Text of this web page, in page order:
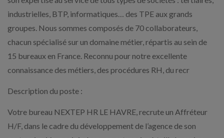
industrielles, BTP, informatiques… des TPE aux grands
groupes. Nous sommes composés de 70 collaborateurs,
chacun spécialisé sur un domaine métier, répartis au sein de
15 bureaux en France. Reconnu pour notre excellente
connaissance des métiers, des procédures RH, du recr
Description du poste :
Votre bureau NEXTEP HR LE HAVRE, recrute un Affréteur
H/F, dans le cadre du développement de l’agence de son